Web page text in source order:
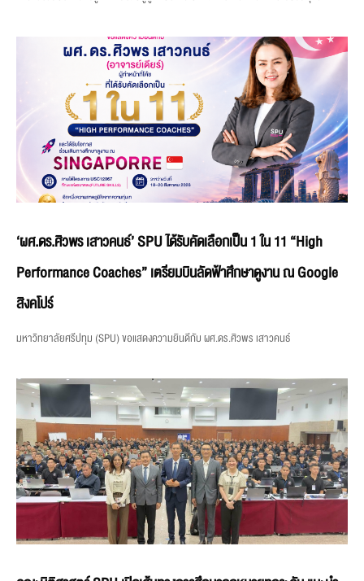
‘ผศ.ดร.ศิวพร เสาวคนธ์’ SPU ได้รับคัดเลือกเป็น 1 ใน 11 “High
Performance Coaches” เตรียมบินลัดฟ้าศึกษาดูงาน ณ Google
สิงคโปร์
มหาวิทยาลัยศรีปทุม (SPU) ขอแสดงความยินดีกับ ผศ.ดร.ศิวพร เสาวคนธ์